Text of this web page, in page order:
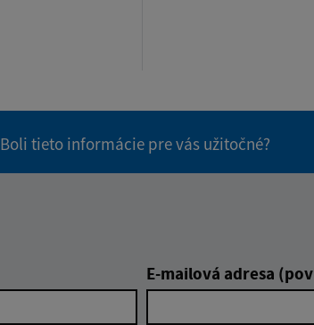
Boli tieto informácie pre vás užitočné?
E-mailová adresa